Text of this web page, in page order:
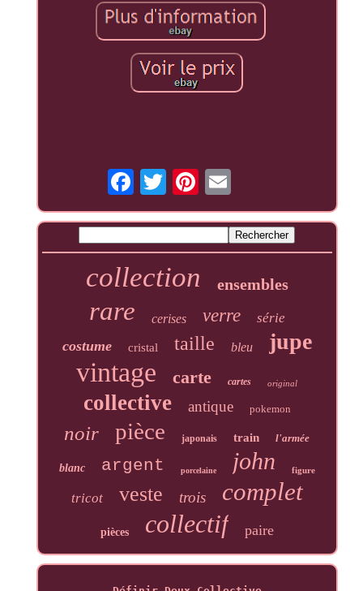
collection ensembles
rare cerises verre série
costume cristal taille bleu jupe
vintage carte cartes original
collective antique pokemon
noir pièce japonais train l'armée
blanc argent porcelaine john figure
tricot veste trois complet
pièces collectif paire